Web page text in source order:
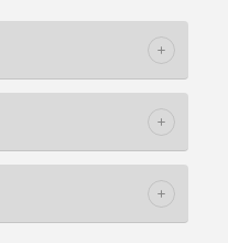
сокращение
серьги-иглы
«зажим» мочки
процесс
происходит без